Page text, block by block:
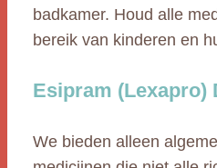
badkamer. Houd alle
bereik van kinderen en
Esipram (Lexapro)
We bieden alleen